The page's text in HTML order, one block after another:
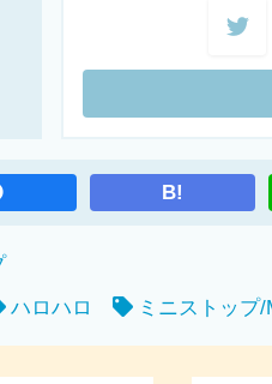
B!
ハロハロ ミニストップ